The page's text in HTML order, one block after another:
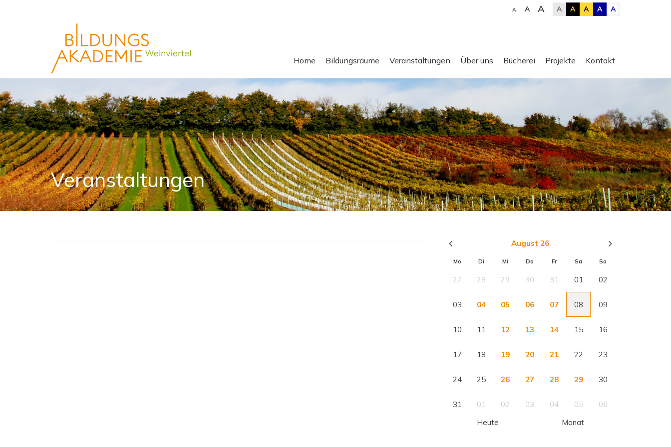
A A A A A A A A
Home Bildungsräume Veranstaltungen Über uns Bücherei Projekte Kontakt
Veranstaltungen
August 26
Mo Di Mi Do Fr Sa So
27 28 29 30 31 01 02
03 04 05 06 07 08 09
10 11 12 13 14 15 16
17 18 19 20 21 22 23
24 25 26 27 28 29 30
31 01 02 03 04 05
06
Heute
Monat